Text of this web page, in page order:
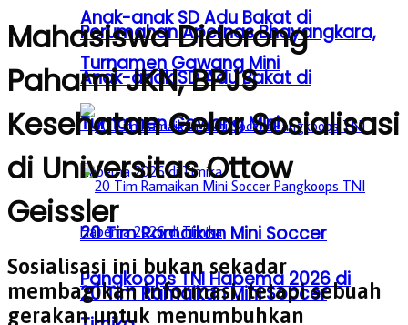
Anak-anak SD Adu Bakat di
Turnamen Gawang Mini
20 Tim Ramaikan Mini Soccer
Pangkoops TNI Habema 2026 di
Perumahan Apernas Bhayangkara,
Anak-anak SD Adu Bakat di
Turnamen Gawang Mini
20 Tim Ramaikan Mini Soccer
Mahasiswa Didorong
Pahami JKN, BPJS
Kesehatan Gelar Sosialisasi
di Universitas Ottow
Geissler
Sosialisasi ini bukan sekadar
membagikan informasi, tetapi sebuah
gerakan untuk menumbuhkan